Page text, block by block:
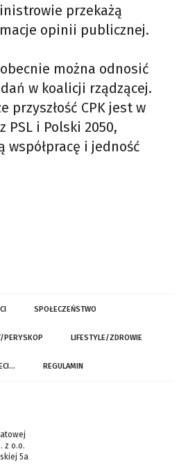
przekażą
opinii publicznej.
można odnosić
w koalicji rządzącej.
przyszłość CPK jest w
PSL i Polski 2050,
współpracę i jedność
SPOŁECZEŃSTWO
PERYSKOP LIFESTYLE/ZDROWIE
REGULAMIN
z o.o.
5a